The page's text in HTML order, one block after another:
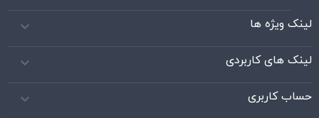
لینک ویژه ها 
لینک های کاربردی 
حساب کاربری 